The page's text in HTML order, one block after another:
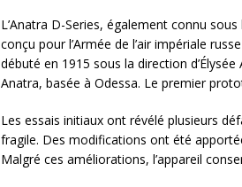
L’Anatra D-Series, également connu
conçu pour l’Armée de l’air impériale
débuté en 1915 sous la direction
Anatra, basée à Odessa. Le premier
Les essais initiaux ont révélé plusieurs
fragile. Des modifications ont été
Malgré ces améliorations, l’appareil